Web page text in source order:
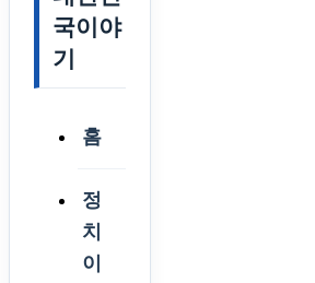
국이야
기
홈
정
치
이